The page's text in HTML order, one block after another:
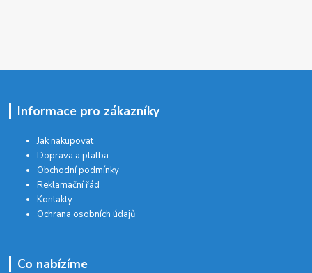
Informace pro zákazníky
Jak nakupovat
Doprava a platba
Obchodní podmínky
Reklamační řád
Kontakty
Ochrana osobních údajů
Co nabízíme